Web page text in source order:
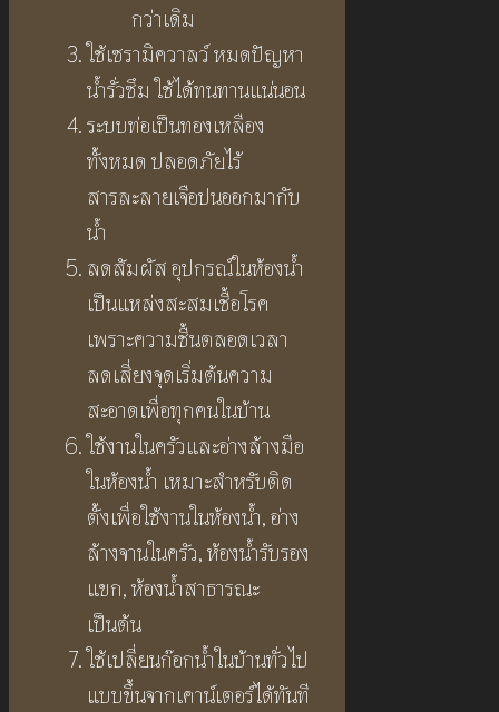
กว่าเดิม
ใช้เซรามิควาลว์ หมดปัญหา
น้ำรั่วซึม ใช้ได้ทนทานแน่นอน
ระบบท่อเป็นทองเหลือง
ทั้งหมด ปลอดภัยไร้
สารละลายเจือปนออกมากับ
น้ำ
ลดสัมผัส อุปกรณ์ในห้องน้ำ
เป็นแหล่งสะสมเชื้อโรค
เพราะความชื้นตลอดเวลา
ลดเสี่ยงจุดเริ่มต้นความ
สะอาดเพื่อทุกคนในบ้าน
ใช้งานในครัวและอ่างล้างมือ
ในห้องน้ำ เหมาะสำหรับติด
ตั้งเพื่อใช้งานในห้องน้ำ, อ่าง
ล้างจานในครัว, ห้องน้ำรับรอง
แขก, ห้องน้ำสาธารณะ
เป็นต้น
ใช้เปลี่ยนก๊อกน้ำในบ้านทั่วไป
แบบขึ้นจากเคาน์เตอร์ได้ทันที